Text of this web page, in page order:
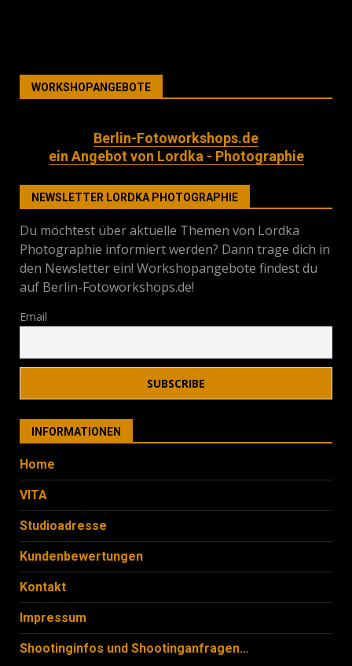
WORKSHOPANGEBOTE
Berlin-Fotoworkshops.de
ein Angebot von Lordka - Photographie
NEWSLETTER LORDKA PHOTOGRAPHIE
Du möchtest über aktuelle Themen von Lordka
Photographie informiert werden? Dann trage dich in
den Newsletter ein! Workshopangebote findest du
auf Berlin-Fotoworkshops.de!
Email
INFORMATIONEN
Home
VITA
Studioadresse
Kundenbewertungen
Kontakt
Impressum
Shootinginfos und Shootinganfragen…